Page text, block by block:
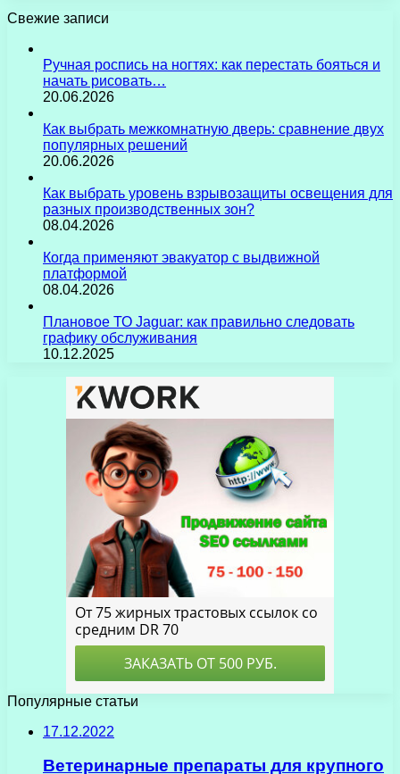
Свежие записи
Ручная роспись на ногтях: как перестать бояться и
начать рисовать…
20.06.2026
Как выбрать межкомнатную дверь: сравнение двух
популярных решений
20.06.2026
Как выбрать уровень взрывозащиты освещения для
разных производственных зон?
08.04.2026
Когда применяют эвакуатор с выдвижной
платформой
08.04.2026
Плановое ТО Jaguar: как правильно следовать
графику обслуживания
10.12.2025
Популярные статьи
17.12.2022
Ветеринарные препараты для крупного